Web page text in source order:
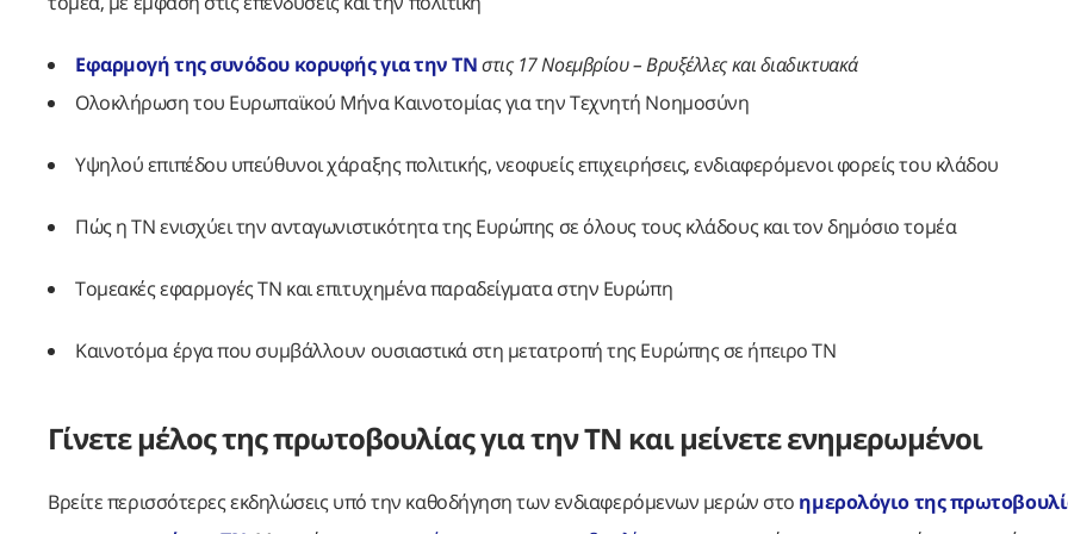
Εφαρμογή της συνόδου κορυφής για την ΤΝστις 17 Νοεμβρίου – Βρυξέλλες και διαδικτυακά
Ολοκλήρωση του Ευρωπαϊκού Μήνα Καινοτομίας για την Τεχνητή Νοημοσύνη
Υψηλού επιπέδου υπεύθυνοι χάραξης πολιτικής, νεοφυείς επιχειρήσεις, ενδιαφερόμενοι φορείς του κλάδου
Πώς η ΤΝ ενισχύει την ανταγωνιστικότητα της Ευρώπης σε όλους τους κλάδους και τον δημόσιο τομέα
Τομεακές εφαρμογές ΤΝ και επιτυχημένα παραδείγματα στην Ευρώπη
Καινοτόμα έργα που συμβάλλουν ουσιαστικά στη μετατροπή της Ευρώπης σε ήπειρο ΤΝ
Γίνετε μέλος της πρωτοβουλίας για την ΤΝ και μείνετε ενημερωμένοι
Βρείτε περισσότερες εκδηλώσεις υπό την καθοδήγηση των ενδιαφερόμενων μερών στο ημερολόγιο της